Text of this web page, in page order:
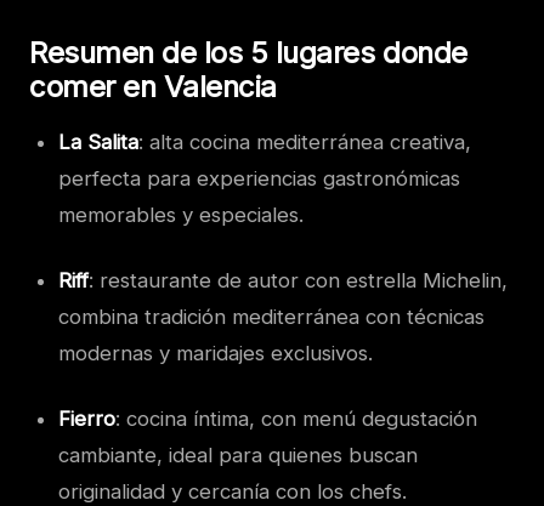
Resumen de los 5 lugares donde
comer en Valencia
La Salita: alta cocina mediterránea creativa,
perfecta para experiencias gastronómicas
memorables y especiales.
Riff: restaurante de autor con estrella Michelin,
combina tradición mediterránea con técnicas
modernas y maridajes exclusivos.
Fierro: cocina íntima, con menú degustación
cambiante, ideal para quienes buscan
originalidad y cercanía con los chefs.